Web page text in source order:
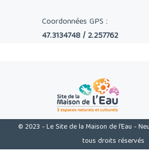
Coordonnées GPS :
47.3134748 / 2.257762
© 2023 - Le Site de la Maison de l'Eau -
tous droits réservés